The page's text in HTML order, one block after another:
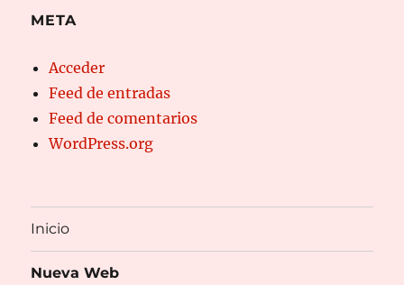
META
Acceder
Feed de entradas
Feed de comentarios
WordPress.org
Inicio
Nueva Web